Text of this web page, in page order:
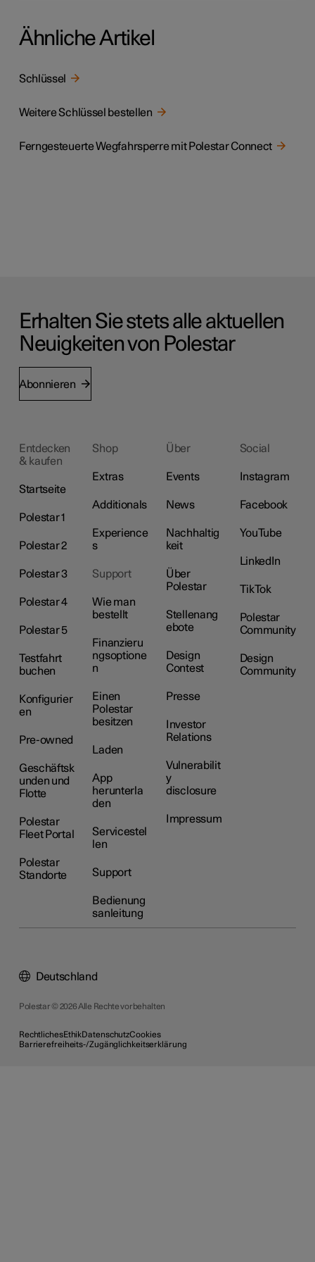
Ähnliche Artikel
Schlüssel
Weitere Schlüssel bestellen
Ferngesteuerte Wegfahrsperre mit Polestar Connect
Erhalten Sie stets alle aktuellen
Neuigkeiten von Polestar
Abonnieren
Entdecken
& kaufen
Startseite
Polestar 1
Polestar 2
Polestar 3
Polestar 4
Polestar 5
Testfahrt
buchen
Konfigurier
en
Pre-owned
Geschäftsk
unden und
Flotte
Polestar
Fleet Portal
Polestar
Standorte
Shop
Extras
Additionals
Experience
s
Support
Wie man
bestellt
Finanzieru
ngsoptione
n
Einen
Polestar
besitzen
Laden
App
herunterla
den
Servicestel
len
Support
Bedienung
sanleitung
Über
Events
News
Nachhaltig
keit
Über
Polestar
Stellenang
ebote
Design
Contest
Presse
Investor
Relations
Vulnerabilit
y
disclosure
Impressum
Social
Instagram
Facebook
YouTube
LinkedIn
TikTok
Polestar
Community
Design
Community
Polestar © 2026 Alle Rechte vorbehalten
RechtlichesEthikDatenschutzCookies
Barrierefreiheits-/Zugänglichkeitserklärung
Deutschland